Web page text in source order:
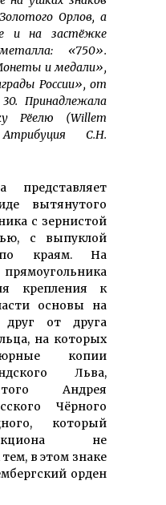
Орлов, а
и на застёжке
«750».
и медали»,
России», от
Принадлежала
Рёелю (Willem
С.Н.
представляет
вытянутого
с зернистой
с выпуклой
краям. На
крепления к
основы на
друг от друга
на которых
копии
Льва,
Андрея
Чёрного
который
не
в этом знаке
орден